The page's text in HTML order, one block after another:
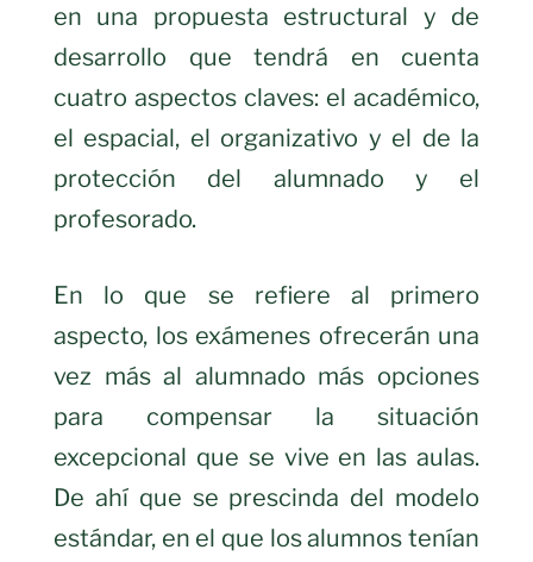
en una propuesta estructural y de
desarrollo que tendrá en cuenta
cuatro aspectos claves: el académico,
el espacial, el organizativo y el de la
protección del alumnado y el
profesorado.
En lo que se refiere al primero
aspecto, los exámenes ofrecerán una
vez más al alumnado más opciones
para compensar la situación
excepcional que se vive en las aulas.
De ahí que se prescinda del modelo
estándar, en el que los alumnos tenían